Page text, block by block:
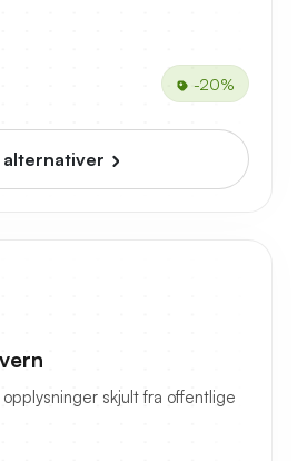
-20%
alternativer
skjult fra offentlige